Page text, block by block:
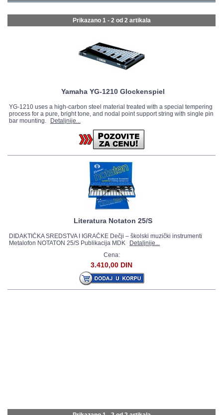
Prikazano 1 - 2 od 2 artikala
Yamaha YG-1210 Glockenspiel
YG-1210 uses a high-carbon steel material treated with a special tempering
process for a pure, bright tone, and nodal point support string with single pin
bar mounting.
Detaljnije...
Literatura Notaton 25/S
DIDAKTIČKA SREDSTVA I IGRAČKE Dečji – školski muzički instrumenti
Metalofon NOTATON 25/S Publikacija MDK
Detaljnije...
Cena:
3.410,00 DIN